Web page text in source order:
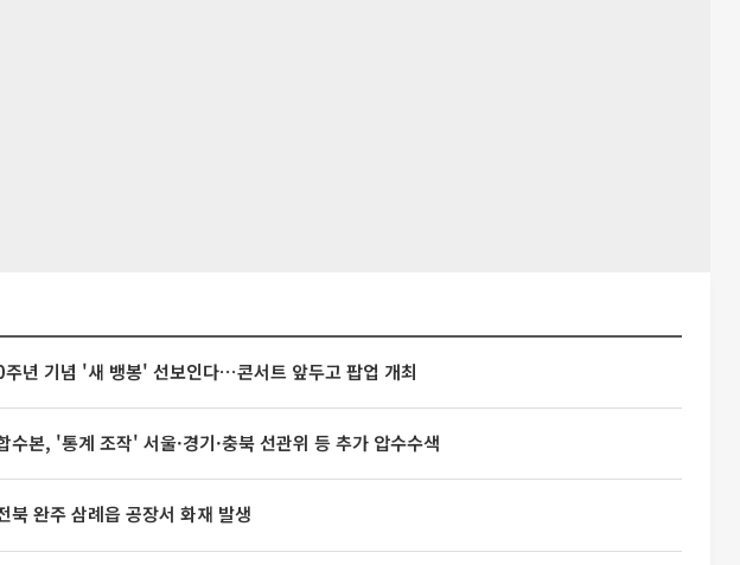
년 기념 '새 뱅봉' 선보인다⋯콘서트 앞두고 팝업 개최
수본, '통계 조작' 서울·경기·충북 선관위 등 추가 압수수색
북 완주 삼례읍 공장서 화재 발생